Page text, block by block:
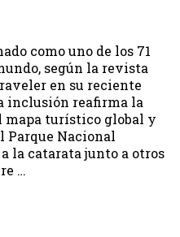
como uno de los 71
según la revista
en su reciente
inclusión reafirma la
mapa turístico global y
Parque Nacional
la catarata junto a otros
…